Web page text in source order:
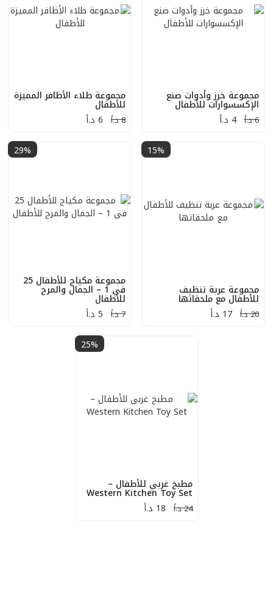
مجموعة خرز وأدوات صنع
الإكسسوارات للأطفال
6 د.أ 4 د.أ
مجموعة طلاء الأظافر المميزة
للأطفال
8 د.أ 6 د.أ
15%
مجموعة عربة تنظيف
للأطفال مع ملحقاتها
20 د.أ 17 د.أ
29%
مجموعة مكياج للأطفال 25
في 1 – الجمال والمرح
للأطفال
7 د.أ 5 د.أ
25%
مطبخ غربي للأطفال –
Western Kitchen Toy Set
24 د.أ 18 د.أ